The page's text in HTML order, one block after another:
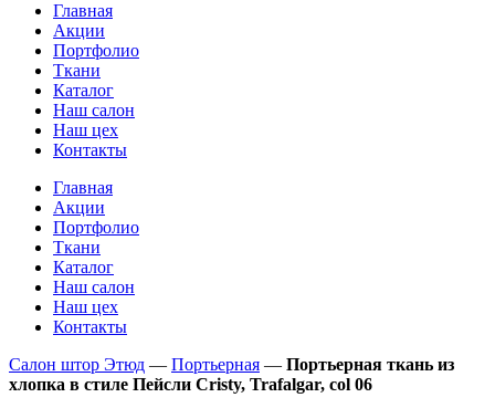
Главная
Акции
Портфолио
Ткани
Каталог
Наш салон
Наш цех
Контакты
Главная
Акции
Портфолио
Ткани
Каталог
Наш салон
Наш цех
Контакты
Салон штор Этюд — Портьерная — Портьерная ткань из
хлопка в стиле Пейсли Cristy, Trafalgar, col 06